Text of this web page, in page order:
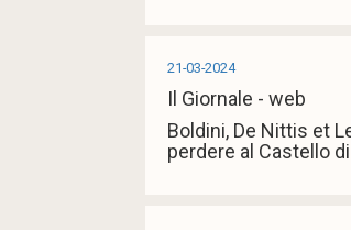
21-03-2024
Il Giornale - web
Boldini, De Nittis et
perdere al Castello